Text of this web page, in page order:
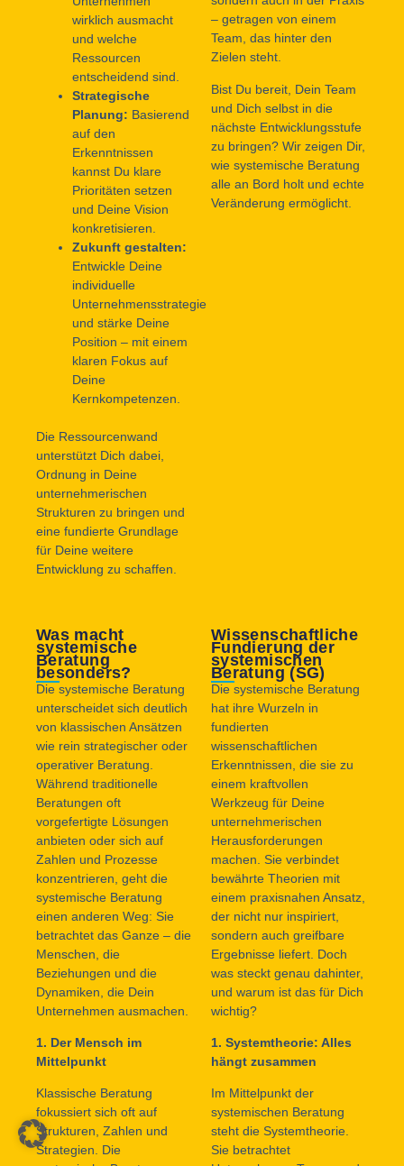
wirklich ausmacht
und welche
Ressourcen
entscheidend sind.
Strategische
Planung: Basierend
auf den
Erkenntnissen
kannst Du klare
Prioritäten setzen
und Deine Vision
konkretisieren.
Zukunft gestalten:
Entwickle Deine
individuelle
Unternehmensstrategie
und stärke Deine
Position – mit einem
klaren Fokus auf
Deine
Kernkompetenzen.
Die Ressourcenwand
unterstützt Dich dabei,
Ordnung in Deine
unternehmerischen
Strukturen zu bringen und
eine fundierte Grundlage
für Deine weitere
Entwicklung zu schaffen.
– getragen von einem
Team, das hinter den
Zielen steht.
Bist Du bereit, Dein Team
und Dich selbst in die
nächste Entwicklungsstufe
zu bringen? Wir zeigen Dir,
wie systemische Beratung
alle an Bord holt und echte
Veränderung ermöglicht.
Was macht
systemische
Beratung
besonders?
Die systemische Beratung
unterscheidet sich deutlich
von klassischen Ansätzen
wie rein strategischer oder
operativer Beratung.
Während traditionelle
Beratungen oft
vorgefertigte Lösungen
anbieten oder sich auf
Zahlen und Prozesse
konzentrieren, geht die
systemische Beratung
einen anderen Weg: Sie
betrachtet das Ganze – die
Menschen, die
Beziehungen und die
Dynamiken, die Dein
Unternehmen ausmachen.
1. Der Mensch im
Mittelpunkt
Klassische Beratung
fokussiert sich oft auf
Strukturen, Zahlen und
Strategien. Die
Wissenschaftliche
Fundierung der
systemischen
Beratung (SG)
Die systemische Beratung
hat ihre Wurzeln in
fundierten
wissenschaftlichen
Erkenntnissen, die sie zu
einem kraftvollen
Werkzeug für Deine
unternehmerischen
Herausforderungen
machen. Sie verbindet
bewährte Theorien mit
einem praxisnahen Ansatz,
der nicht nur inspiriert,
sondern auch greifbare
Ergebnisse liefert. Doch
was steckt genau dahinter,
und warum ist das für Dich
wichtig?
1. Systemtheorie: Alles
hängt zusammen
Im Mittelpunkt der
systemischen Beratung
steht die Systemtheorie.
Sie betrachtet